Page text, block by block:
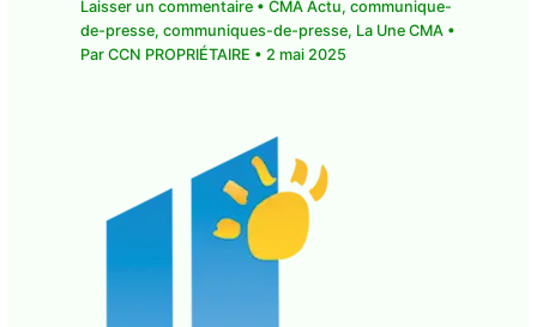
communique-de-presse
communiques-de-
presse,La Une CMA• Par CCN PROPRIÉTAIRE•2
mai 2025